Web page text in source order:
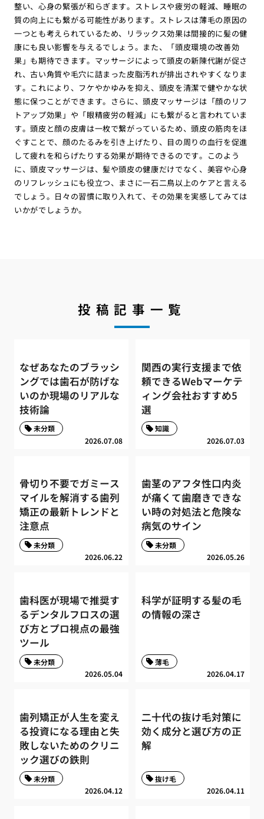
整い、心身の緊張が和らぎます。ストレスや疲労の軽減、睡眠の
質の向上にも繋がる可能性があります。ストレスは薄毛の原因の
一つとも考えられているため、リラックス効果は間接的に髪の健
康にも良い影響を与えるでしょう。また、「頭皮環境の改善効
果」も期待できます。マッサージによって頭皮の新陳代謝が促さ
れ、古い角質や毛穴に詰まった皮脂汚れが排出されやすくなりま
す。これにより、フケやかゆみを抑え、頭皮を清潔で健やかな状
態に保つことができます。さらに、頭皮マッサージは「顔のリフ
トアップ効果」や「眼精疲労の軽減」にも繋がると言われていま
す。頭皮と顔の皮膚は一枚で繋がっているため、頭皮の筋肉をほ
ぐすことで、顔のたるみを引き上げたり、目の周りの血行を促進
して疲れを和らげたりする効果が期待できるのです。このよう
に、頭皮マッサージは、髪や頭皮の健康だけでなく、美容や心身
のリフレッシュにも役立つ、まさに一石二鳥以上のケアと言える
でしょう。日々の習慣に取り入れて、その効果を実感してみては
いかがでしょうか。
投稿記事一覧
なぜあなたのブラッシ
ングでは歯石が防げな
いのか現場のリアルな
技術論
2026.07.08
未分類
関西の実行支援まで依
頼できるWebマーケテ
ィング会社おすすめ5
選
2026.07.03
知識
骨切り不要でガミース
マイルを解消する歯列
矯正の最新トレンドと
注意点
2026.06.22
未分類
歯茎のアフタ性口内炎
が痛くて歯磨きできな
い時の対処法と危険な
病気のサイン
2026.05.26
未分類
歯科医が現場で推奨す
るデンタルフロスの選
び方とプロ視点の最強
ツール
2026.05.04
未分類
科学が証明する髪の毛
の情報の深さ
2026.04.17
薄毛
歯列矯正が人生を変え
る投資になる理由と失
敗しないためのクリニ
ック選びの鉄則
2026.04.12
未分類
二十代の抜け毛対策に
効く成分と選び方の正
解
2026.04.11
抜け毛